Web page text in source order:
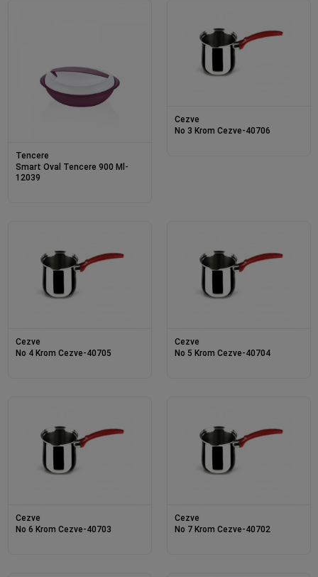
Tencere
Smart Oval Tencere 900 Ml-
12039
Cezve
No 3 Krom Cezve-40706
Cezve
No 4 Krom Cezve-40705
Cezve
No 5 Krom Cezve-40704
Cezve
No 6 Krom Cezve-40703
Cezve
No 7 Krom Cezve-40702